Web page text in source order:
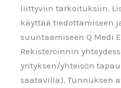
liittyviin tarkoituksiin.
käyttää tiedottamiseen
suuntaamiseen Q Medi
Rekisteröinnin
yrityksen/yhteisön
saatavilla). Tunnuksen